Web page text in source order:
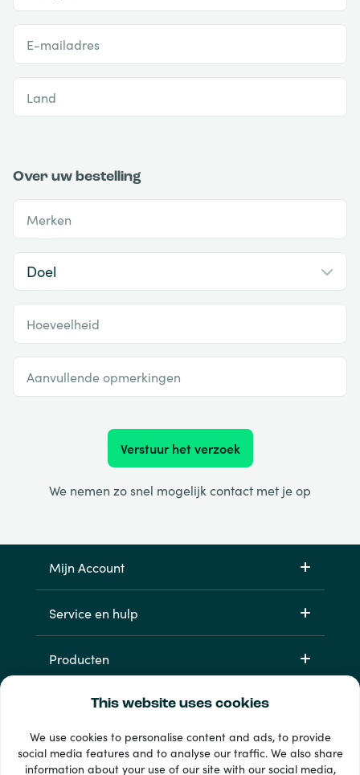
This website uses cookies
We use cookies to personalise content and ads, to provide
social media features and to analyse our traffic. We also share
information about your use of our site with our social media,
E-mailadres
Land
Over uw bestelling
Merken
Hoeveelheid
Aanvullende opmerkingen
Verstuur het verzoek
We nemen zo snel mogelijk contact met je op
Mijn Account
Service en hulp
Producten